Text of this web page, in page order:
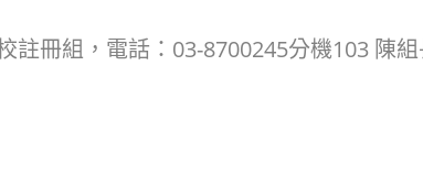
註冊組，電話：03-8700245分機103 陳